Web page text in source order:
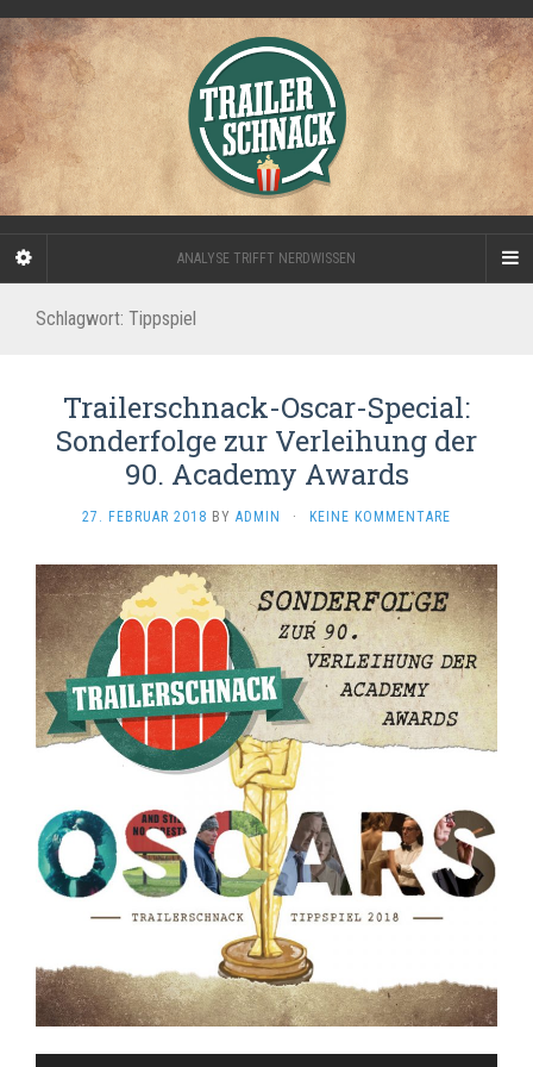
ANALYSE TRIFFT NERDWISSEN
Schlagwort: Tippspiel
Trailerschnack-Oscar-Special:
Sonderfolge zur Verleihung der
90. Academy Awards
27. FEBRUAR 2018 BY ADMIN · KEINE KOMMENTARE